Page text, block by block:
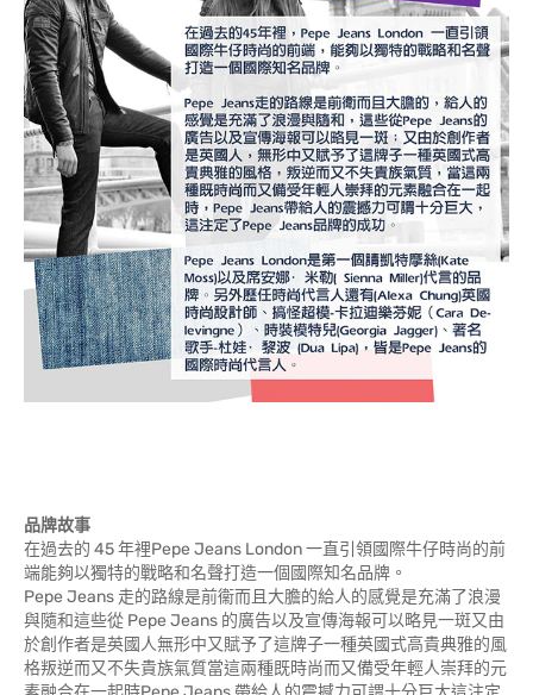
品牌故事
在過去的 45 年裡Pepe Jeans London 一直引領國際牛仔時尚的前
端能夠以獨特的戰略和名聲打造一個國際知名品牌。
Pepe Jeans 走的路線是前衞而且大膽的給人的感覺是充滿了浪漫
與隨和這些從 Pepe Jeans 的廣告以及宣傳海報可以略見一斑又由
於創作者是英國人無形中又賦予了這牌子一種英國式高貴典雅的風
格叛逆而又不失貴族氣質當這兩種既時尚而又備受年輕人崇拜的元